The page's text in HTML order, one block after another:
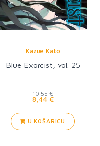
Kazue Kato
Blue Exorcist, vol. 25
10,55 €
8,44 €
U KOŠARICU